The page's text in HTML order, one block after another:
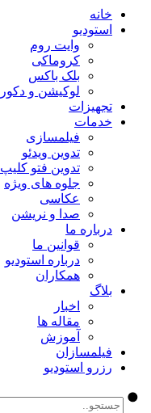
خانه
استودیو
وایت روم
کروماکی
بلک باکس
لوکیشن و دکور
تجهیزات
خدمات
فیلمسازی
تدوین ویدئو
تدوین فتو کلیپ
جلوه های ویژه
عکاسی
صدا و نریشن
درباره ما
قوانین ما
درباره استودیو
همکاران
بلاگ
اخبار
مقاله ها
آموزش
فیلمسازان
رزرو استودیو